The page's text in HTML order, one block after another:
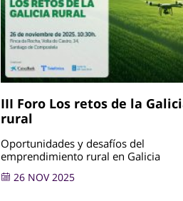
III Foro Los retos de la
rural
Oportunidades y desafíos del
emprendimiento rural en Galicia
26 NOV 2025